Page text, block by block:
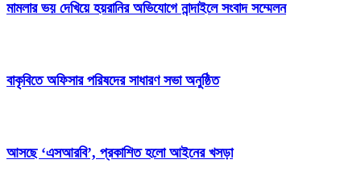
মামলার ভয় দেখিয়ে হয়রানির অভিযোগে নান্দাইলে সংবাদ সম্মেলন
বাকৃবিতে অফিসার পরিষদের সাধারণ সভা অনুষ্ঠিত
আসছে ‘এসআরবি’, প্রকাশিত হলো আইনের খসড়া